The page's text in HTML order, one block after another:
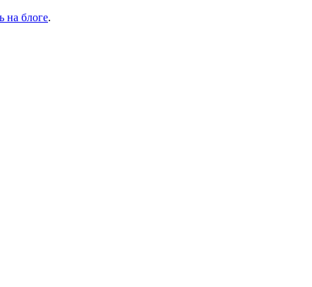
на блоге.